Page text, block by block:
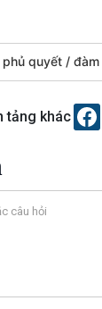
tiếng
phủ quyết đàm
tảng khác